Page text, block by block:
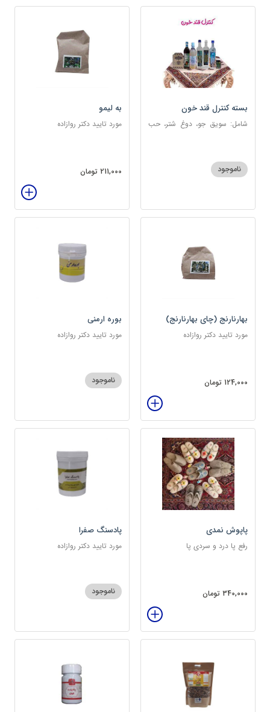
بسته کنترل قند خون
شامل: سویق جو، دوغ شتر، حب
عسلی-عنصلی
ناموجود
به لیمو
مورد تایید دکتر روازاده
211,000 تومان
بهارنارنج (چای بهارنارنج)
مورد تایید دکتر روازاده
124,000 تومان
بوره ارمنی
مورد تایید دکتر روازاده
ناموجود
پاپوش نمدی
رفع پا درد و سردی پا
340,000 تومان
پادسنگ صفرا
مورد تایید دکتر روازاده
ناموجود